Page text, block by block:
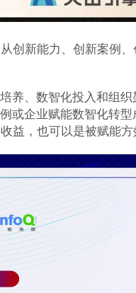
创新能力、创新案例
养、数智化投入和组
或企业赋能数智化转
益，也可以是被赋能方